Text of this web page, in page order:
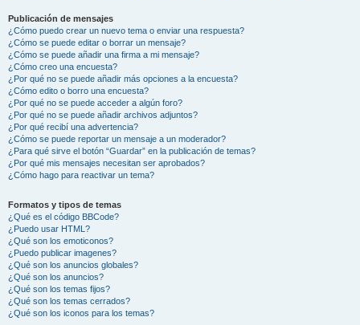
Publicación de mensajes
¿Cómo puedo crear un nuevo tema o enviar una respuesta?
¿Cómo se puede editar o borrar un mensaje?
¿Cómo se puede añadir una firma a mi mensaje?
¿Cómo creo una encuesta?
¿Por qué no se puede añadir más opciones a la encuesta?
¿Cómo edito o borro una encuesta?
¿Por qué no se puede acceder a algún foro?
¿Por qué no se puede añadir archivos adjuntos?
¿Por qué recibí una advertencia?
¿Cómo se puede reportar un mensaje a un moderador?
¿Para qué sirve el botón “Guardar” en la publicación de temas?
¿Por qué mis mensajes necesitan ser aprobados?
¿Cómo hago para reactivar un tema?
Formatos y tipos de temas
¿Qué es el código BBCode?
¿Puedo usar HTML?
¿Qué son los emoticonos?
¿Puedo publicar imagenes?
¿Qué son los anuncios globales?
¿Qué son los anuncios?
¿Qué son los temas fijos?
¿Qué son los temas cerrados?
¿Qué son los iconos para los temas?